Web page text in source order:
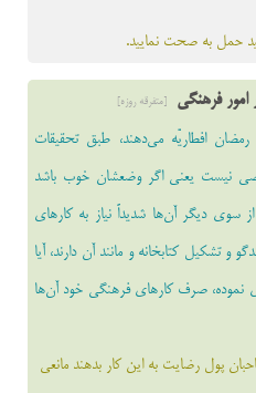
حمل به صحت نمایید.
فرهنگی [متفرقه روزه]
افطاریّه می‌دهند، طبق تحقیقات
نیست یعنى اگر وضعشان خوب باشد
سوى دیگر آن‌ها شدیداً نیاز به کارهاى
و تشکیل کتابخانه و مانند آن دارند، آیا
نموده، صرف کارهاى فرهنگى خود آن‌ها
پول رضایت به این کار بدهند مانعى